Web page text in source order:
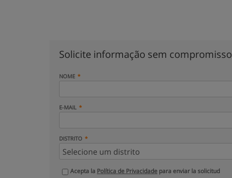
Solicite informação sem compromisso
NOME
E-MAIL
DISTRITO
Acepta la Política de Privacidade para enviar la solicitud